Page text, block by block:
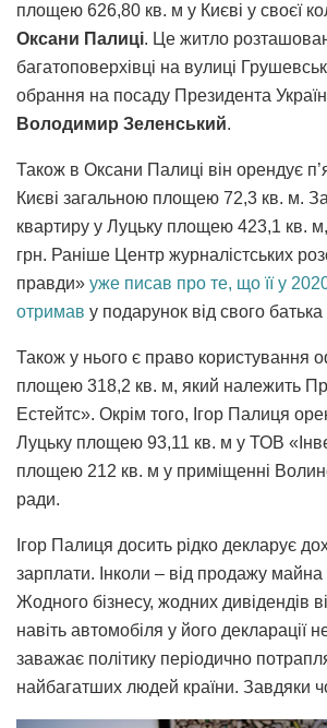
площею 626,80 кв. м у Києві у своєї
Оксани Палиці. Це житло
багатоповерхівці на вулиці
обрання на посаду Президента
Володимир Зеленський.
Також в Оксани Палиці він орендує
Києві загальною площею 72,3 кв. м.
квартиру у Луцьку площею 423,1 кв.
грн. Раніше Центр журналістських
правди» уже писав про те, що її у
отримав у подарунок від свого батька
Також у нього є право користування
площею 318,2 кв. м, який належить
Естейтс». Окрім того, Ігор Палиця
Луцьку площею 93,11 кв. м у ТОВ
площею 212 кв. м у приміщенні
ради.
Ігор Палиця досить рідко декларує
зарплати. Інколи – від продажу
Жодного бізнесу, жодних дивідендів
навіть автомобіля у його декларації
заважає політику періодично
найбагатших людей країни. Завдяки